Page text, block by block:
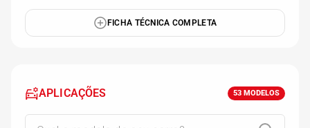
FICHA TÉCNICA COMPLETA
APLICAÇÕES 53 MODELOS